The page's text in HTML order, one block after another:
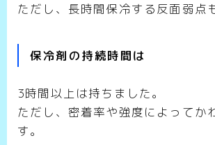
ただし、長時間保冷する反面弱点
保冷剤の持続時間は
3時間以上は持ちました。
ただし、密着率や強度によってか
す。